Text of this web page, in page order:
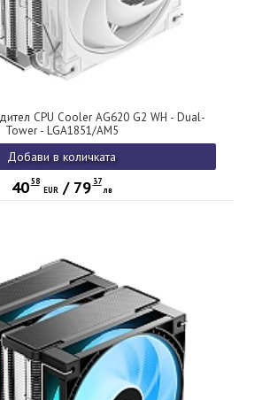
CPU Cooler AG620 G2 WH - Dual-
Tower - LGA1851/AM5
Добави в количката
40 58
EUR/ 79 37
лв